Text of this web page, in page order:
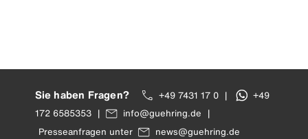
Sie haben Fragen? +49 7431 17 0 |
+49
172 6585353 | info@guehring.de |
Presseanfragen unter
news@guehring.de